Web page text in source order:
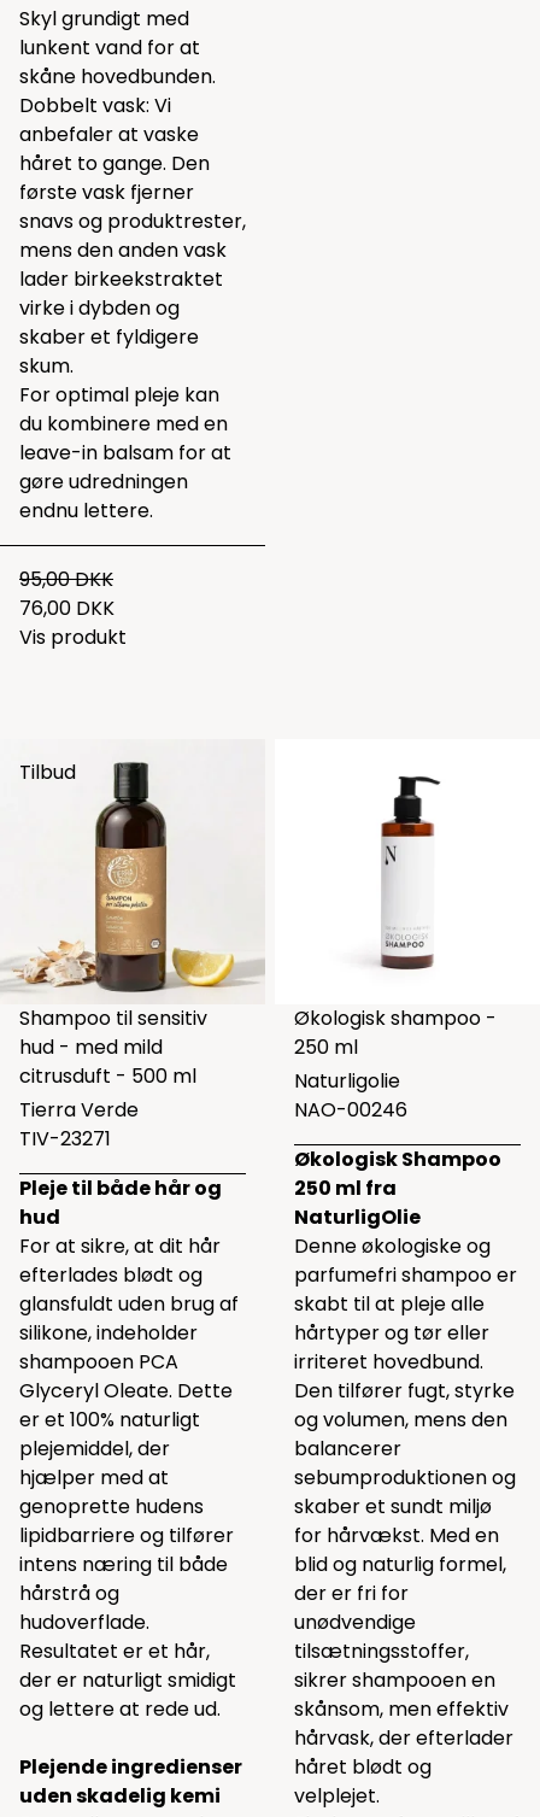
Skyl grundigt med
lunkent vand for at
skåne hovedbunden.
Dobbelt vask: Vi
anbefaler at vaske
håret to gange. Den
første vask fjerner
snavs og produktrester,
mens den anden vask
lader birkeekstraktet
virke i dybden og
skaber et fyldigere
skum.
For optimal pleje kan
du kombinere med en
leave-in balsam for at
gøre udredningen
endnu lettere.
95,00 DKK
76,00 DKK
Vis produkt
Tilbud
Shampoo til sensitiv
hud - med mild
citrusduft - 500 ml
Tierra Verde
TIV-23271
Pleje til både hår og
hud
For at sikre, at dit hår
efterlades blødt og
glansfuldt uden brug af
silikone, indeholder
shampooen PCA
Glyceryl Oleate. Dette
er et 100% naturligt
plejemiddel, der
hjælper med at
genoprette hudens
lipidbarriere og tilfører
intens næring til både
hårstrå og
hudoverflade.
Resultatet er et hår,
der er naturligt smidigt
og lettere at rede ud.
Plejende ingredienser
uden skadelig kemi
Økologisk shampoo -
250 ml
Naturligolie
NAO-00246
Økologisk Shampoo
250 ml fra
NaturligOlie
Denne økologiske og
parfumefri shampoo er
skabt til at pleje alle
hårtyper og tør eller
irriteret hovedbund.
Den tilfører fugt, styrke
og volumen, mens den
balancerer
sebumproduktionen og
skaber et sundt miljø
for hårvækst. Med en
blid og naturlig formel,
der er fri for
unødvendige
tilsætningsstoffer,
sikrer shampooen en
skånsom, men effektiv
hårvask, der efterlader
håret blødt og
velplejet.